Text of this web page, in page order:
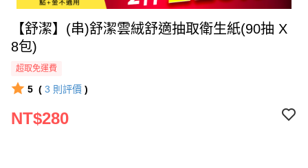
【舒潔】(串)舒潔雲絨舒適抽取衛生紙(90抽 X
8包)
超取免運費
5 ( 3 則評價 )
NT$280